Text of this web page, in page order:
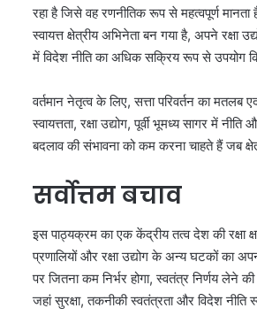
रहा है जिसे वह रणनीतिक रूप से महत्वपूर्ण मानता
स्वायत्त क्षेत्रीय अभिनेता बन गया है, अपने रक्षा
में विदेश नीति का अधिक सक्रिय रूप से उपयोग
वर्तमान नेतृत्व के लिए, सत्ता परिवर्तन का मतलब
स्वायत्तता, रक्षा उद्योग, पूर्वी भूमध्य सागर में
बदलाव की संभावना को कम करना चाहते हैं जब
सर्वोत्तम बचाव
इस पाठ्यक्रम का एक केंद्रीय तत्व देश की रक्षा
प्रणालियों और रक्षा उद्योग के अन्य घटकों का
पर जितना कम निर्भर होगा, स्वतंत्र निर्णय लेने
जहां सुरक्षा, तकनीकी स्वतंत्रता और विदेश नीति